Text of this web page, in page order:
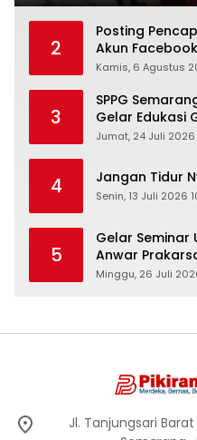
2
Posting
Akun
Rembang
Kamis, 6 Agustus
3
SPPG
Gelar Edukasi
Peringati Hari
Jumat, 24 Juli 2026
4 Jangan Tidur
Senin, 13 Juli 2026
5
Gelar Seminar
Anwar
di Logung
Minggu, 26 Juli
Jl. Tanjungsari